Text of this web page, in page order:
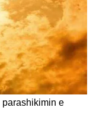
parashikimin e